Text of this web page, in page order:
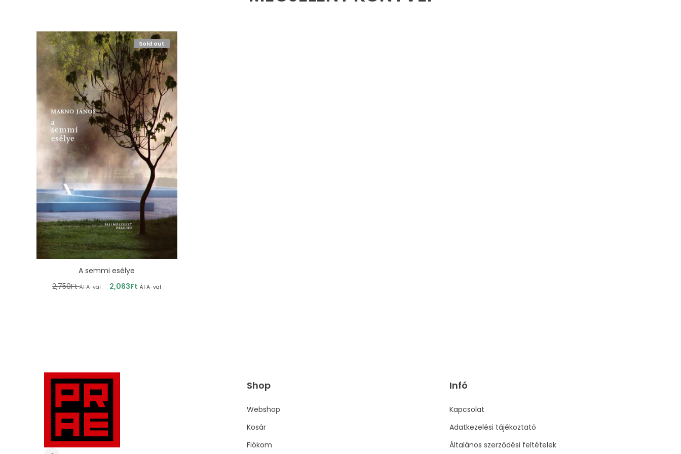
Sold out
A semmi esélye
2,750Ft ÁFA-val 2,063Ft ÁFA-val
Shop
Webshop
Kosár
Fiókom
Infó
Kapcsolat
Adatkezelési tájékoztató
Általános szerződési feltételek